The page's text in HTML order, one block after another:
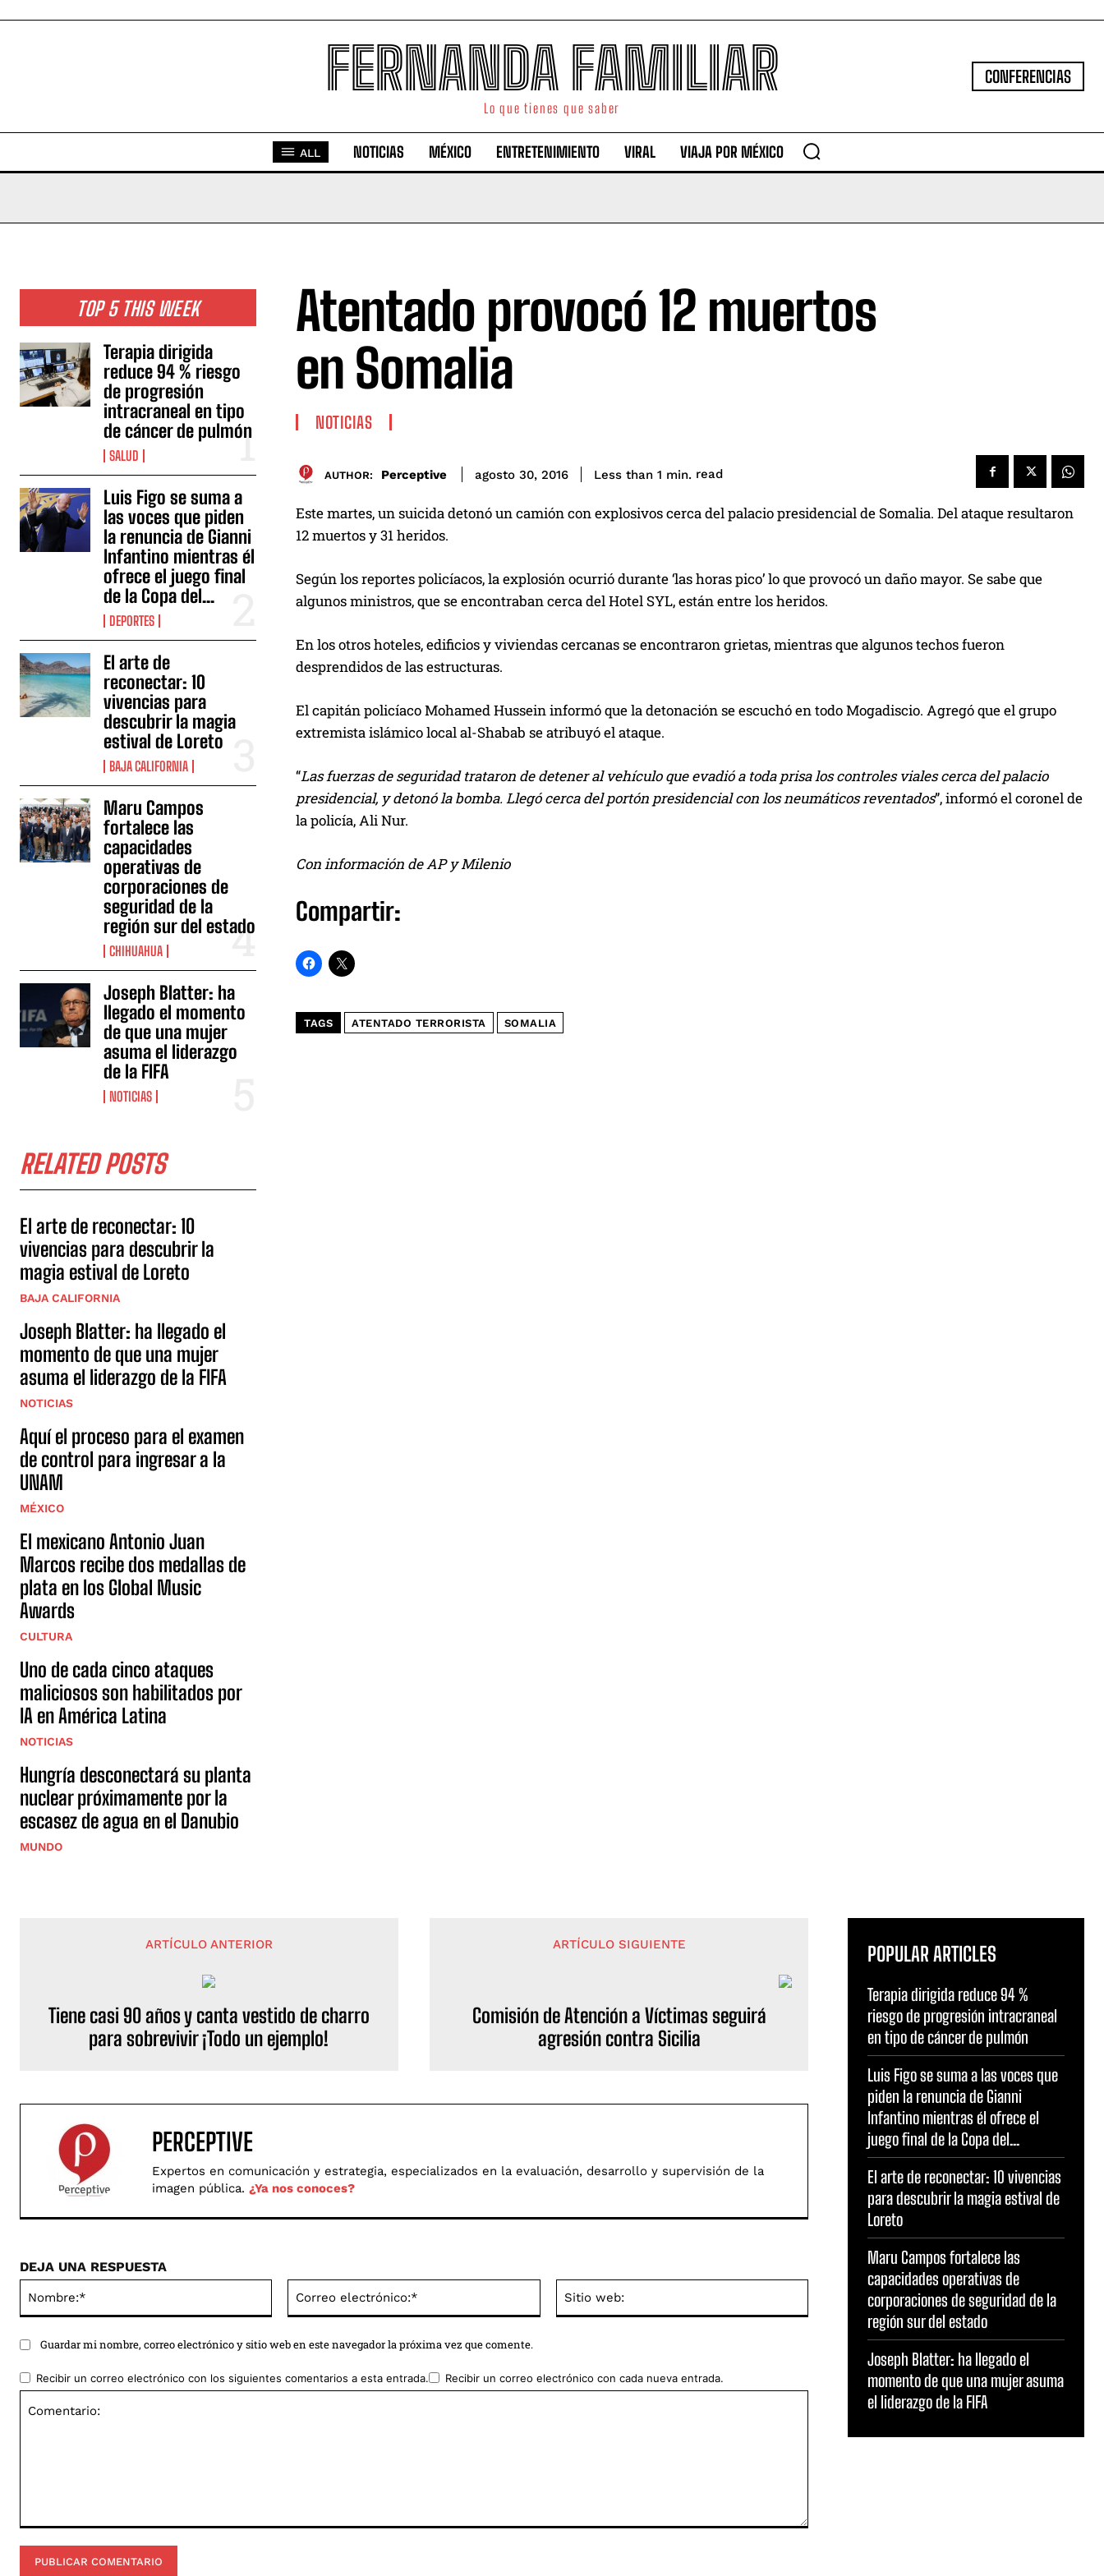
FERNANDA FAMILIAR
Lo que tienes que saber
CONFERENCIAS
ALL NOTICIAS MÉXICO ENTRETENIMIENTO VIRAL VIAJA POR MÉXICO
TOP 5 THIS WEEK
Terapia dirigida
reduce 94 % riesgo
de progresión
intracraneal en tipo
de cáncer de pulmón
SALUD
Luis Figo se suma a
las voces que piden
la renuncia de Gianni
Infantino mientras él
ofrece el juego final
de la Copa del...
DEPORTES
El arte de
reconectar: 10
vivencias para
descubrir la magia
estival de Loreto
BAJA CALIFORNIA
Maru Campos
fortalece las
capacidades
operativas de
corporaciones de
seguridad de la
región sur del estado
CHIHUAHUA
Joseph Blatter: ha
llegado el momento
de que una mujer
asuma el liderazgo
de la FIFA
NOTICIAS
RELATED POSTS
El arte de reconectar: 10
vivencias para descubrir la
magia estival de Loreto
BAJA CALIFORNIA
Joseph Blatter: ha llegado el
momento de que una mujer
asuma el liderazgo de la FIFA
NOTICIAS
Aquí el proceso para el examen
de control para ingresar a la
UNAM
MÉXICO
El mexicano Antonio Juan
Marcos recibe dos medallas de
plata en los Global Music
Awards
CULTURA
Uno de cada cinco ataques
maliciosos son habilitados por
IA en América Latina
NOTICIAS
Hungría desconectará su planta
nuclear próximamente por la
escasez de agua en el Danubio
MUNDO
Atentado provocó 12 muertos
en Somalia
NOTICIAS
AUTHOR: Perceptive agosto 30, 2016 Less than 1 min. read
Este martes, un suicida detonó un camión con explosivos cerca del palacio presidencial de Somalia. Del ataque resultaron
12 muertos y 31 heridos.
Según los reportes policíacos, la explosión ocurrió durante ‘las horas pico’ lo que provocó un daño mayor. Se sabe que
algunos ministros, que se encontraban cerca del Hotel SYL, están entre los heridos.
En los otros hoteles, edificios y viviendas cercanas se encontraron grietas, mientras que algunos techos fueron
desprendidos de las estructuras.
El capitán policíaco Mohamed Hussein informó que la detonación se escuchó en todo Mogadiscio. Agregó que el grupo
extremista islámico local al-Shabab se atribuyó el ataque.
“Las fuerzas de seguridad trataron de detener al vehículo que evadió a toda prisa los controles viales cerca del palacio
presidencial, y detonó la bomba. Llegó cerca del portón presidencial con los neumáticos reventados”, informó el coronel de
la policía, Ali Nur.
Con información de AP y Milenio
Compartir:
TAGS ATENTADO TERRORISTA SOMALIA
ARTÍCULO ANTERIOR
Tiene casi 90 años y canta vestido de charro
para sobrevivir ¡Todo un ejemplo!
ARTÍCULO SIGUIENTE
Comisión de Atención a Víctimas seguirá
agresión contra Sicilia
PERCEPTIVE
Expertos en comunicación y estrategia, especializados en la evaluación, desarrollo y supervisión de la
imagen pública. ¿Ya nos conoces?
DEJA UNA RESPUESTA
electrónico:*
Guardar mi nombre, correo electrónico y sitio web en este navegador la próxima vez que comente.
Recibir un correo electrónico con los siguientes comentarios a esta entrada. Recibir un correo electrónico con cada nueva entrada.
POPULAR ARTICLES
Terapia dirigida reduce 94 %
riesgo de progresión intracraneal
en tipo de cáncer de pulmón
Luis Figo se suma a las voces que
piden la renuncia de Gianni
Infantino mientras él ofrece el
juego final de la Copa del...
El arte de reconectar: 10 vivencias
para descubrir la magia estival de
Loreto
Maru Campos fortalece las
capacidades operativas de
corporaciones de seguridad de la
región sur del estado
Joseph Blatter: ha llegado el
momento de que una mujer asuma
el liderazgo de la FIFA